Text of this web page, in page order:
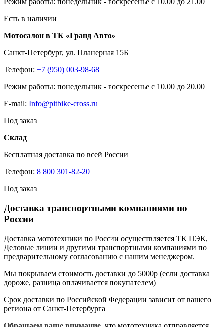
Режим работы: понедельник - воскресенье с 10.00 до 21.00
Есть в наличии
Мотосалон в ТК «Гранд Авто»
Санкт-Петербург, ул. Планерная 15Б
Телефон: +7 (950) 003-98-68
Режим работы: понедельник - воскресенье с 10.00 до 20.00
E-mail: Info@pitbike-cross.ru
Под заказ
Склад
Бесплатная доставка по всей России
Телефон: 8 800 301-82-20
Под заказ
Доставка транспортными компаниями по
России
Доставка мототехники по России осуществляется ТК ПЭК,
Деловые линии и другими транспортными компаниями по
предварительному согласованию с нашим менеджером.
Мы покрываем стоимость доставки до 5000р (если доставка
дороже, разница оплачивается покупателем)
Срок доставки по Российской Федерации зависит от вашего
региона от Санкт-Петербурга
Обращаем ваше внимание, что мототехника отправляется